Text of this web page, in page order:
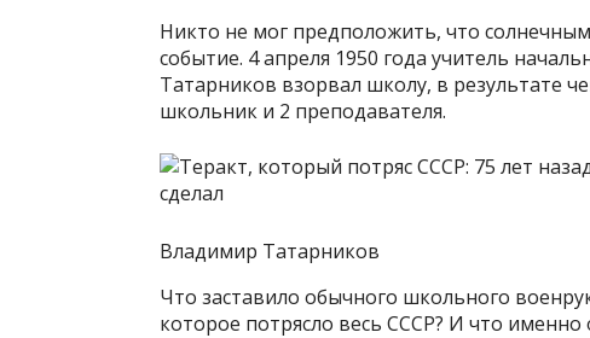
Никто не мог предположить, что
событие. 4 апреля 1950 года учитель
Татарников взорвал школу, в результате
школьник и 2 преподавателя.
Владимир Татарников
Что заставило обычного школьного
которое потрясло весь СССР? И что